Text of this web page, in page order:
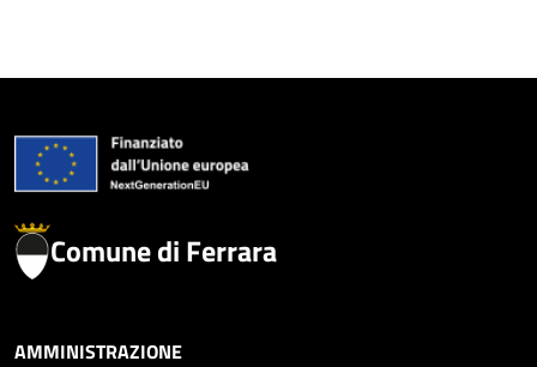
Comune di Ferrara
AMMINISTRAZIONE